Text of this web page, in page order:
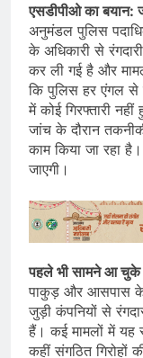
एसडीपीओ का बयान:
अनुमंडल पुलिस
के अधिकारी से
कर ली गई है और
कि पुलिस हर एंगल से
में कोई गिरफ्तारी
जांच के दौरान
काम किया जा रहा
जाएगी।
पहले भी सामने आ चुके
पाकुड़ और आसपास के
जुड़ी कंपनियों से
हैं। कई मामलों में यह
कहीं संगठित